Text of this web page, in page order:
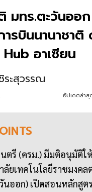
มทร.ตะวันออ
รบินนานาชาติ
อาเซียน
ะสุวรรณ
อัปเดตล่าสุ
ตรี (ครม.) มีมติอนุมัติใ
ลัยเทคโนโลยีราชมงคล
นออก) เปิดสอนหลักสูต